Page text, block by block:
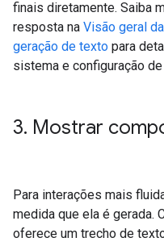
finais diretamente. Saiba
resposta na Visão geral
geração de texto para
sistema e configuração de
3. Mostrar
Para interações mais
medida que ela é gerada.
oferece um trecho de